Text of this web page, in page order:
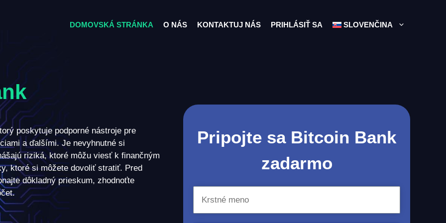
DOMOVSKÁ STRÁNKA O NÁS KONTAKTUJ NÁS PRIHLÁSIŤ SA SLOVENČINA
poskytuje podporné nástroje pre
a ďalšími. Je nevyhnutné si
riziká, ktoré môžu viesť k finančným
ktoré si môžete dovoliť stratiť. Pred
dôkladný prieskum, zhodnoťte
Pripojte sa Bitcoin Bank
zadarmo